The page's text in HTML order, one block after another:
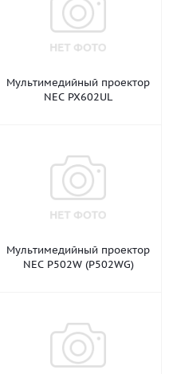
Мультимедийный проектор
NEC PX602UL
Мультимедийный проектор
NEC P502W (P502WG)